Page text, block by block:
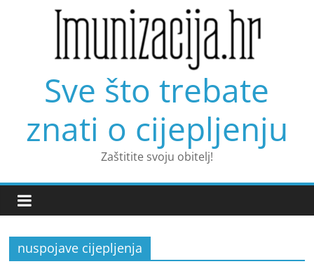
Sve što trebate
znati o cijepljenju
Zaštitite svoju obitelj!
nuspojave cijepljenja